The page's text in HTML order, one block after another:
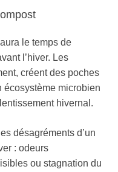
le temps de
l’hiver. Les
créent des poches
écosystème microbien
hivernal.
désagréments d’un
: odeurs
ou stagnation du